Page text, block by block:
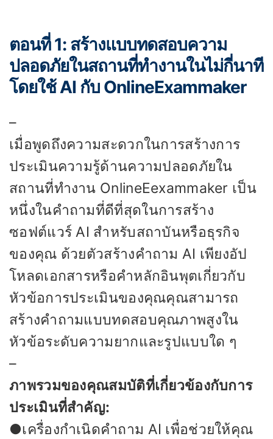
ตอนที่ 1: สร้างแบบทดสอบความ
ปลอดภัยในสถานที่ทำงานในไม่กี่นาที
โดยใช้ AI กับ OnlineExammaker
–
เมื่อพูดถึงความสะดวกในการสร้างการ
ประเมินความรู้ด้านความปลอดภัยใน
สถานที่ทำงาน OnlineEexammaker เป็น
หนึ่งในคำถามที่ดีที่สุดในการสร้าง
ซอฟต์แวร์ AI สำหรับสถาบันหรือธุรกิจ
ของคุณ ด้วยตัวสร้างคำถาม AI เพียงอัป
โหลดเอกสารหรือคำหลักอินพุตเกี่ยวกับ
หัวข้อการประเมินของคุณคุณสามารถ
สร้างคำถามแบบทดสอบคุณภาพสูงใน
หัวข้อระดับความยากและรูปแบบใด ๆ
–
ภาพรวมของคุณสมบัติที่เกี่ยวข้องกับการ
ประเมินที่สำคัญ:
●เครื่องกำเนิดคำถาม AI เพื่อช่วยให้คุณ